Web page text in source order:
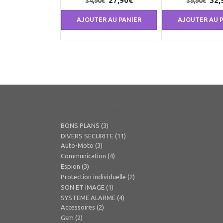
prix
initial
était :
prix
actuel
est :
AJOUTER AU PANIER
prix
AJOUTER AU
BONS PLANS (3)
DIVERS SECURITE (11)
Auto-Moto (3)
Communication (4)
Espion (3)
Protection individuelle (2)
SON ET IMAGE (1)
SYSTEME ALARME (4)
Accessoires (2)
Gsm (2)